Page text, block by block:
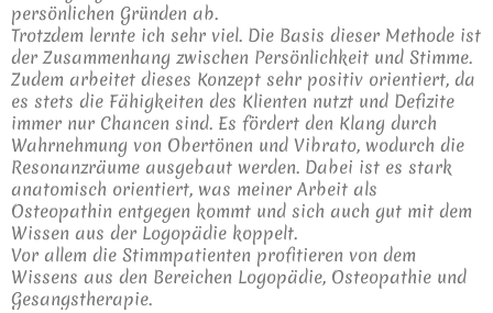
persönlichen Gründen ab.
Trotzdem lernte ich sehr viel. Die Basis dieser Methode ist
der Zusammenhang zwischen Persönlichkeit und Stimme.
Zudem arbeitet dieses Konzept sehr positiv orientiert, da
es stets die Fähigkeiten des Klienten nutzt und Defizite
immer nur Chancen sind. Es fördert den Klang durch
Wahrnehmung von Obertönen und Vibrato, wodurch die
Resonanzräume ausgebaut werden. Dabei ist es stark
anatomisch orientiert, was meiner Arbeit als
Osteopathin entgegen kommt und sich auch gut mit dem
Wissen aus der Logopädie koppelt.
Vor allem die Stimmpatienten profitieren von dem
Wissens aus den Bereichen Logopädie, Osteopathie und
Gesangstherapie.